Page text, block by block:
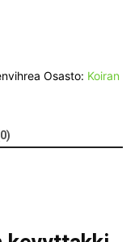
Osasto: Koiran